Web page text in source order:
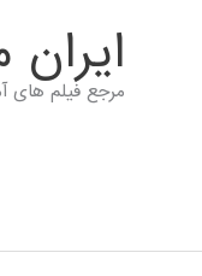
مرجع فیلم های